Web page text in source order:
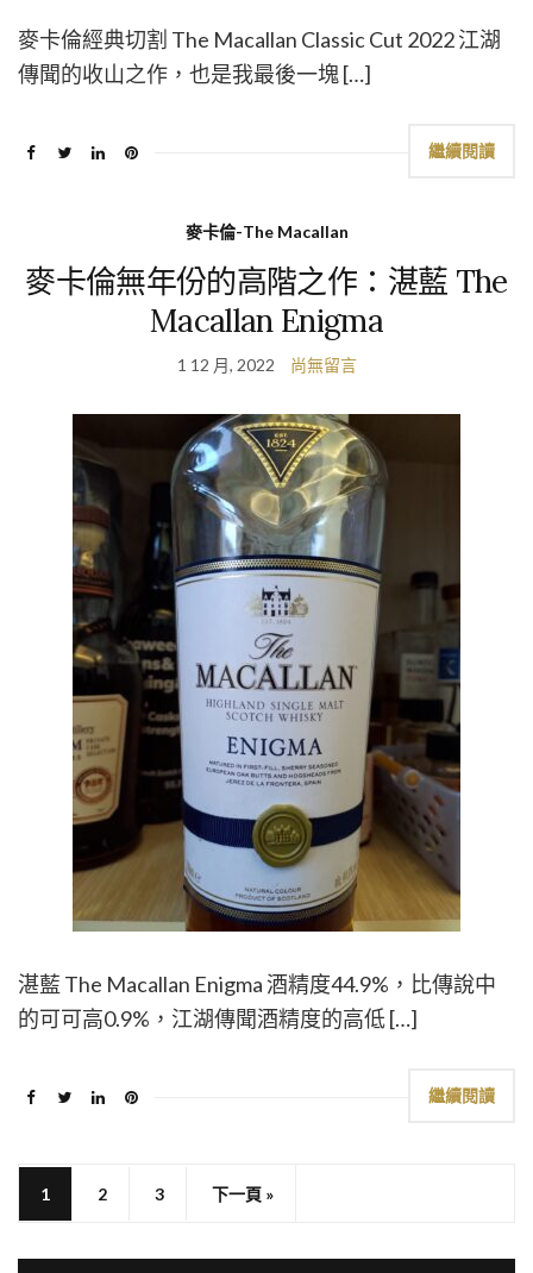
麥卡倫經典切割 The Macallan Classic Cut 2022 江湖
傳聞的收山之作，也是我最後一塊 […]
繼續閱讀
麥卡倫-The Macallan
麥卡倫無年份的高階之作：湛藍 The
Macallan Enigma
1 12 月, 2022 尚無留言
湛藍 The Macallan Enigma 酒精度44.9%，比傳說中
的可可高0.9%，江湖傳聞酒精度的高低 […]
繼續閱讀
1 2 3 下一頁 »